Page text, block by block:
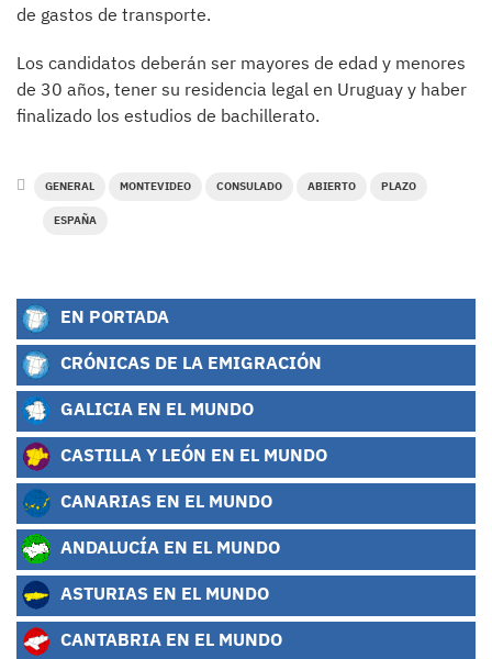
de gastos de transporte.
Los candidatos deberán ser mayores de edad y menores
de 30 años, tener su residencia legal en Uruguay y haber
finalizado los estudios de bachillerato.
GENERAL MONTEVIDEO CONSULADO ABIERTO PLAZO
ESPAÑA
EN PORTADA
CRÓNICAS DE LA EMIGRACIÓN
GALICIA EN EL MUNDO
CASTILLA Y LEÓN EN EL MUNDO
CANARIAS EN EL MUNDO
ANDALUCÍA EN EL MUNDO
ASTURIAS EN EL MUNDO
CANTABRIA EN EL MUNDO